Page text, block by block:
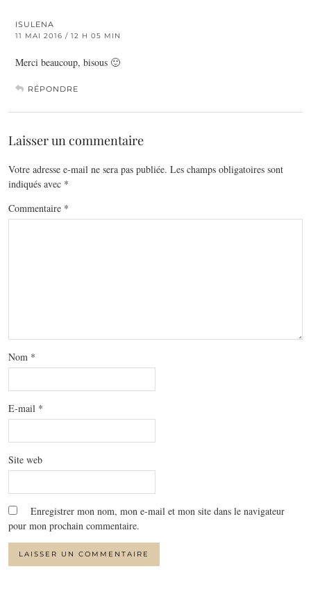
ISULENA
11 MAI 2016 / 12 H 05 MIN
Merci beaucoup, bisous 🙂
RÉPONDRE
Laisser un commentaire
Votre adresse e-mail ne sera pas publiée. Les champs obligatoires sont
indiqués avec *
Commentaire *
Nom *
E-mail *
Site web
Enregistrer mon nom, mon e-mail et mon site dans le navigateur
pour mon prochain commentaire.